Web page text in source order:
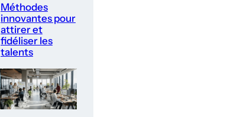
Méthodes
innovantes pour
attirer et
fidéliser les
talents